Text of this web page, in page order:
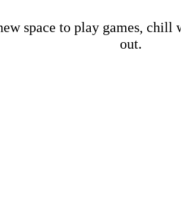
space to play games, chill
out.